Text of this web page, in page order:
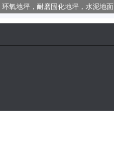
环氧地坪，耐磨固化地坪，水泥地面
起砂、起尘问题